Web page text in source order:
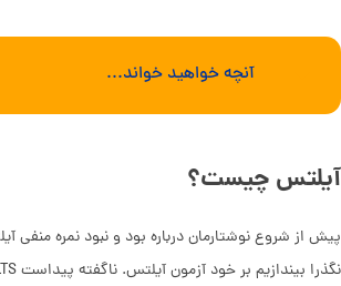
آنچه خواهید خواند...
آیلتس چیست؟
پیش از شروع نوشتارمان درباره بود و نبود نمره منفی